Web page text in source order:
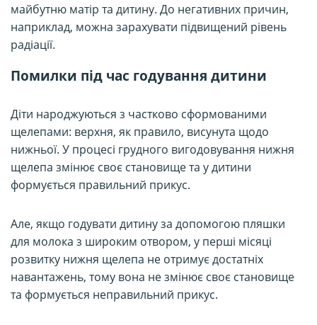
майбутню матір та дитину. До негативних причин,
наприклад, можна зарахувати підвищений рівень
радіації.
Помилки під час годування дитини
Діти народжуються з частково сформованими
щелепами: верхня, як правило, висунута щодо
нижньої. У процесі грудного вигодовування нижня
щелепа змінює своє становище та у дитини
формується правильний прикус.
Але, якщо годувати дитину за допомогою пляшки
для молока з широким отвором, у перші місяці
розвитку нижня щелепа не отримує достатніх
навантажень, тому вона не змінює своє становище
та формується неправильний прикус.